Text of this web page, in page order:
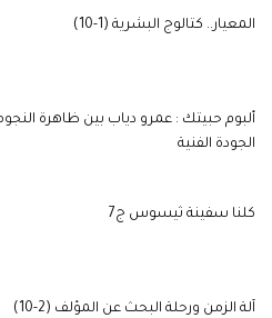
المعيار.. كتالوج البشرية (1-10)
ألبوم حبيتك : عمرو دياب بين ظاهرة
الجودة الفنية
كلنا سفينة ثيسوس ج7
آلة الزمن ورحلة البحث عن المؤلف (2-10)